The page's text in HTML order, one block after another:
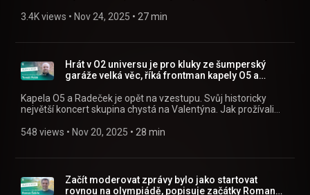
let je v seriálu Ulice Jitkou Farskou. » Poslouchejte Alex a host
Sledujte nás na Facebooku:
https://www.facebook.com/crostrednicechy
3.4K views • Nov 24, 2025 • 27 min
Hrát v O2 universu je pro kluky ze šumperský
garáže velká věc, říká frontman kapely O5 a
Kapela O5 a Radeček je opět na vzestupu. Svůj historicky
největší koncert skupina chystá na Valentýna. Jak prožívali
šanci? » Poslouchejte Alex a host jako podcast v mobilní
Facebooku: https://www.facebook.com/crostrednicechy
548 views • Nov 20, 2025 • 28 min
Začít moderovat zprávy bylo jako startovat
rovnou na olympiádě, popisuje začátky Roman